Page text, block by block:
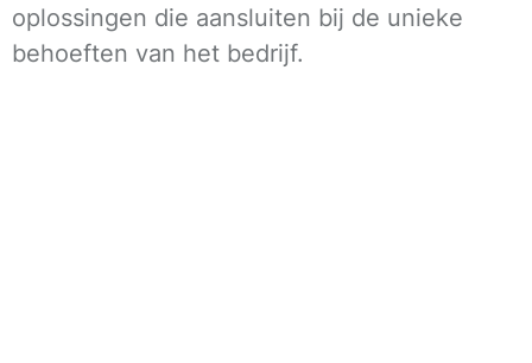
oplossingen die aansluiten bij de unieke
behoeften van het bedrijf.